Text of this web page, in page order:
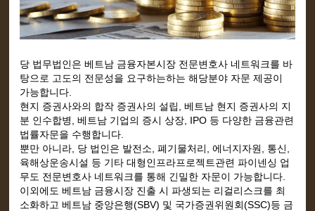
당 법무법인은 베트남 금융자본시장 전문변호사 네트워크를 바
탕으로 고도의 전문성을 요구하는하는 해당분야 자문 제공이
가능합니다.
현지 증권사와의 합작 증권사의 설립, 베트남 현지 증권사의 지
분 인수합병, 베트남 기업의 증시 상장, IPO 등 다양한 금융관련
법률자문을 수행합니다.
뿐만 아니라, 당 법인은 발전소, 폐기물처리, 에너지자원, 통신,
육해상운송시설 등 기타 대형인프라프로젝트관련 파이넨싱 업
무도 전문변호사 네트워크를 통해 긴밀한 자문이 가능합니다.
이외에도 베트남 금융시장 진출 시 파생되는 리걸리스크를 최
소화하고 베트남 중앙은행(SBV) 및 국가증권위원회(SSC)등 금